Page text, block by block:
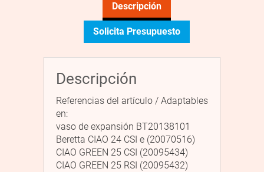
Descripción
Solicita Presupuesto
Descripción
Referencias del artículo / Adaptables
en:
vaso de expansión BT20138101
Beretta CIAO 24 CSI e (20070516)
CIAO GREEN 25 CSI (20095434)
CIAO GREEN 25 RSI (20095432)